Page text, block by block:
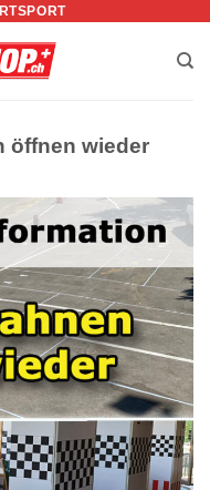
öffnen wieder